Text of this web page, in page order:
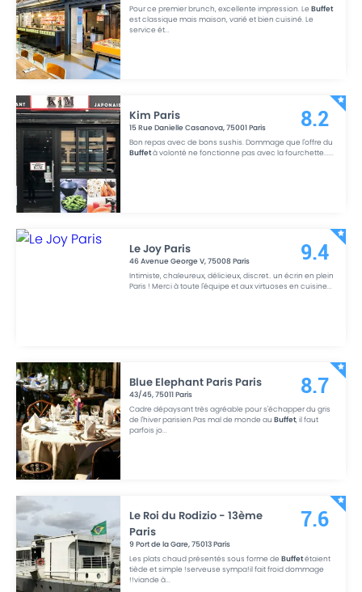
Pour ce premier brunch, excellente impression. LeBuffet
est classique mais maison, varié et bien cuisiné. Le
service ét...
Kim Paris
15 Rue Danielle Casanova,75001Paris
Bon repas avec de bons sushis. Dommage que l'offre du
Buffetà volonté ne fonctionne pas avec la fourchette......
8.2
Le Joy Paris
46 Avenue George V,75008 Paris
Intimiste, chaleureux, délicieux, discret.. un écrin en plein
Paris ! Merci à toute l'équipe et aux virtuoses en cuisine...
9.4
Blue Elephant Paris Paris
43/45,75011Paris
Cadre dépaysant très agréable pour s'échapper du gris
de l'hiver parisien.Pas mal de monde auBuffet, il faut
parfois jo...
8.7
Le Roi du Rodizio - 13ème
Paris
9 Port de la Gare,75013Paris
Les plats chaud présentés sous forme deBuffetétaient
tiède et simple !serveuse sympa!il fait froid dommage
!!viande à...
7.6